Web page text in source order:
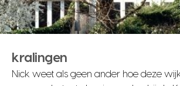
kralingen
Nick weet als geen ander hoe deze